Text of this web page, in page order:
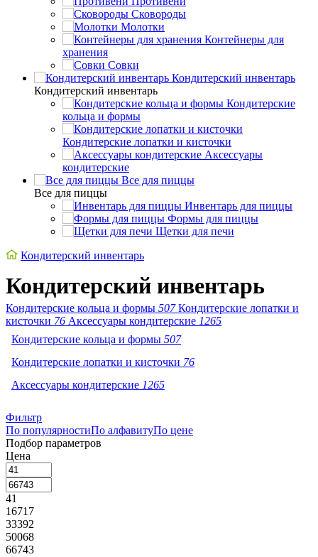
Сковороды
Молотки
Контейнеры для
хранения
Совки
Кондитерский инвентарь
Кондитерский инвентарь
Кондитерские
кольца и формы
Кондитерские лопатки и кисточки
Аксессуары
кондитерские
Все для пиццы
Все для пиццы
Инвентарь для пиццы
Формы для пиццы
Щетки для печи
Кондитерский инвентарь
Кондитерский инвентарь
Кондитерские кольца и формы 507 Кондитерские лопатки и
кисточки 76 Аксессуары кондитерские 1265
Кондитерские кольца и формы 507
Кондитерские лопатки и кисточки 76
Аксессуары кондитерские 1265
Фильтр
По популярностиПо алфавитуПо цене
Подбор параметров
Цена
41
16717
33392
50068
66743